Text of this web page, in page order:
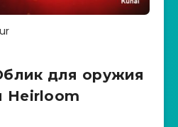
для оружия
Heirloom